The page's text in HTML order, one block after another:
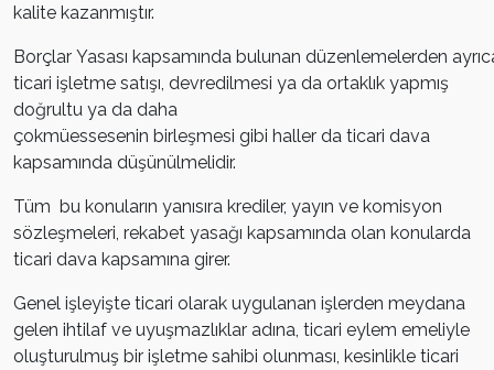
kalite kazanmıştır.
Borçlar Yasası kapsamında bulunan düzenlemelerden
ticari işletme satışı, devredilmesi ya da ortaklık yapmış
doğrultu ya da daha
çokmüessesenin birleşmesi gibi haller da ticari dava
kapsamında düşünülmelidir.
Tüm bu konuların yanısıra krediler, yayın ve komisyon
sözleşmeleri, rekabet yasağı kapsamında olan konularda
ticari dava kapsamına girer.
Genel işleyişte ticari olarak uygulanan işlerden meydana
gelen ihtilaf ve uyuşmazlıklar adına, ticari eylem emeliyle
oluşturulmuş bir işletme sahibi olunması, kesinlikle ticari